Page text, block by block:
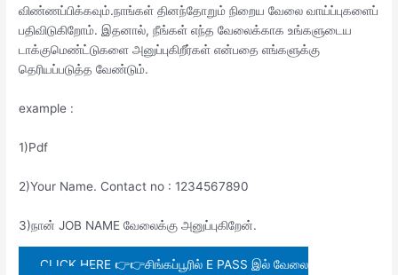
விண்ணப்பிக்கவும்.நாங்கள் தினந்தோறும் நிறைய வேலை வாய்ப்புகளைப்
பதிவிடுகிறோம். இதனால், நீங்கள் எந்த வேலைக்காக உங்களுடைய
டாக்குமெண்ட்டுகளை அனுப்புகிறீர்கள் என்பதை எங்களுக்கு
தெரியப்படுத்த வேண்டும்.
example :
1)Pdf
2)Your Name. Contact no : 1234567890
3)நான் JOB NAME வேலைக்கு அனுப்புகிறேன்.
CLICK HERE 👉👉சிங்கப்பூரில் E PASS இல் வேலை